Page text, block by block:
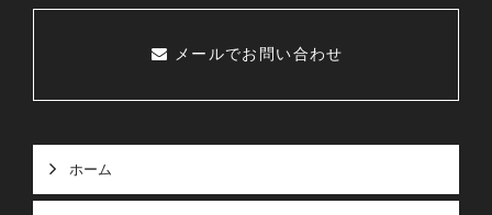
メールでお問い合わせ
ホーム